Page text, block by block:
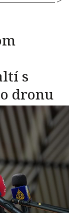
s
dronu